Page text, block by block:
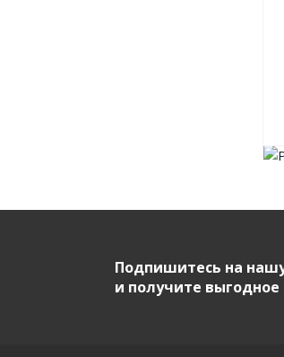
Подпишитесь на
и получите